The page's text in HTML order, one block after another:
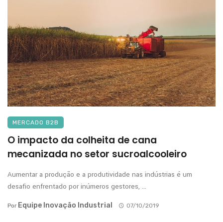
MERCADO B2B
O impacto da colheita de cana
mecanizada no setor sucroalcooleiro
Aumentar a produção e a produtividade nas indústrias é um
desafio enfrentado por inúmeros gestores, ...
Por Equipe Inovação Industrial 07/10/2019